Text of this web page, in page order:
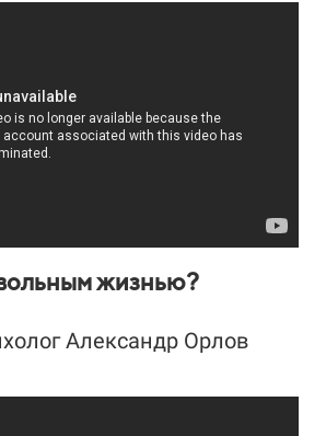
жизнью?
Александр Орлов